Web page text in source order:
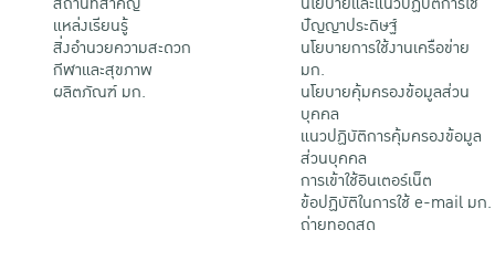
แหล่งเรียนรู้
สิ่งอำนวยความสะดวก
กีฬาและสุขภาพ
ผลิตภัณฑ์ มก.
ปัญญาประดิษฐ์
นโยบายการใช้งานเครือข่าย
มก.
นโยบายคุ้มครองข้อมูลส่วน
บุคคล
แนวปฏิบัติการคุ้มครองข้อมูล
ส่วนบุคคล
การเข้าใช้อินเตอร์เน็ต
ข้อปฏิบัติในการใช้ e-mail มก.
ถ่ายทอดสด